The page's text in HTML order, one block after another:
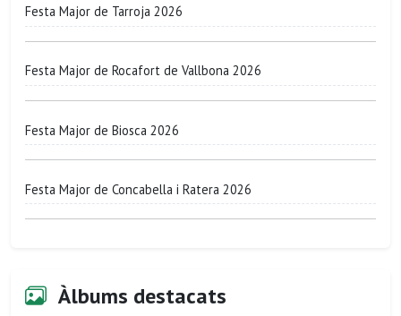
Festa Major de Tarroja 2026
Festa Major de Rocafort de Vallbona 2026
Festa Major de Biosca 2026
Festa Major de Concabella i Ratera 2026
Àlbums destacats